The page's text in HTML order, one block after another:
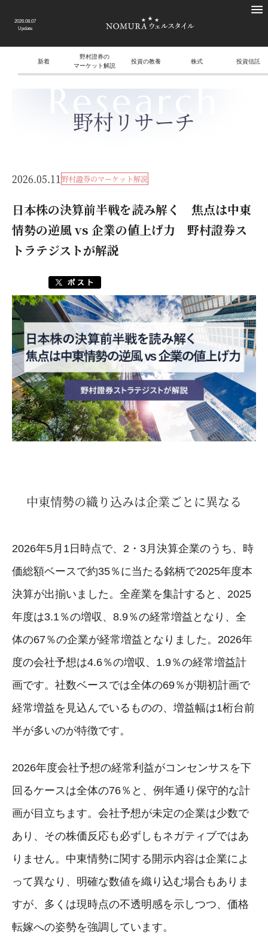
2026.08.07
Update
新着
野村證券の
マーケット解説
投資の教養 株式 投資信託
Research
野村リサーチ
2026.05.11 野村證券のマーケット解説
日本株の決算前半戦を読み解く 焦点は中東
情勢の逆風 vs 企業の値上げ力 野村證券ス
トラテジストが解説
中東情勢の織り込みは企業ごとに異なる
2026年5月1日時点で、2・3月決算企業のうち、時
価総額ベースで約35％に当たる銘柄で2025年度本
決算が出揃いました。全産業を集計すると、2025
年度は3.1％の増収、8.9％の経常増益となり、全
体の67％の企業が経常増益となりました。2026年
度の会社予想は4.6％の増収、1.9％の経常増益計
画です。社数ベースでは全体の69％が期初計画で
経常増益を見込んでいるものの、増益幅は1桁台前
半が多いのが特徴です。
2026年度会社予想の経常利益がコンセンサスを下
回るケースは全体の76％と、例年通り保守的な計
画が目立ちます。会社予想が未定の企業は少数で
あり、その株価反応も必ずしもネガティブではあ
りません。中東情勢に関する開示内容は企業によ
って異なり、明確な数値を織り込む場合もありま
すが、多くは現時点の不透明感を示しつつ、価格
転嫁への姿勢を強調しています。